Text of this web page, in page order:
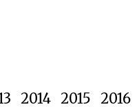
2014 2015 2016